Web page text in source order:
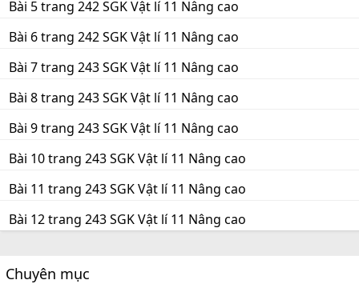
Bài 5 trang 242 SGK Vật lí 11 Nâng cao
Bài 6 trang 242 SGK Vật lí 11 Nâng cao
Bài 7 trang 243 SGK Vật lí 11 Nâng cao
Bài 8 trang 243 SGK Vật lí 11 Nâng cao
Bài 9 trang 243 SGK Vật lí 11 Nâng cao
Bài 10 trang 243 SGK Vật lí 11 Nâng cao
Bài 11 trang 243 SGK Vật lí 11 Nâng cao
Bài 12 trang 243 SGK Vật lí 11 Nâng cao
Chuyên mục